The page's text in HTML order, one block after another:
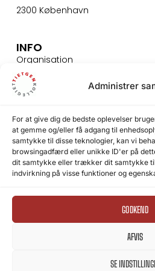
Administrer
For at give dig de bedste oplevelser
at gemme og/eller få adgang til
samtykke til disse teknologier, kan vi
browsingadfærd eller unikke ID'er på
dit samtykke eller trækker dit samtykke
indvirkning på visse funktioner og
GODKEND
AFVIS
SE
2300 København
INFO
Organisation
Presse
Bestil rundvisning
SIKKERHED
Persondata
Videoovervågning
Fortrolighedserklæring
Cookiepolitik